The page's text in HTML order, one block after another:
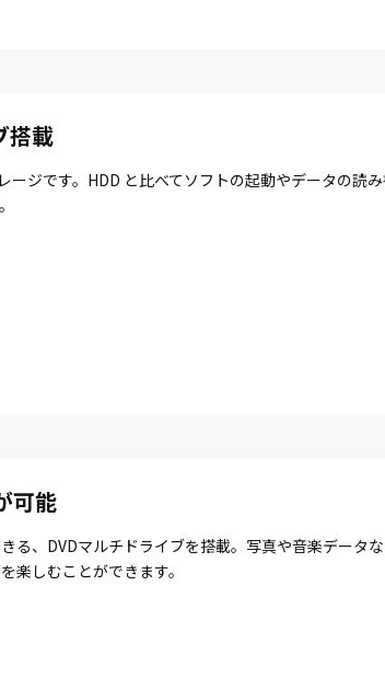
搭載
ージです。HDD と比べてソフトの起動やデータの
可能
る、DVDマルチドライブを搭載。写真や音楽データ
楽しむことができます。